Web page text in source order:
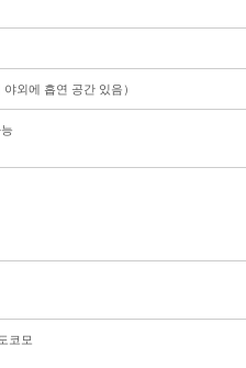
외에 흡연 공간 있음）
코모